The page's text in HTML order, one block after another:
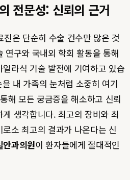
전문성: 신뢰의 근거
은 단순히 수술 건수만 많은 것
연구와 국내외 학회 활동을 통해
라식 기술 발전에 기여하고 있습
내 가족의 눈처럼 소중히 여기
해 모든 궁금증을 해소하고 신뢰
생각합니다. 최고의 장비와 최
소 최고의 결과가 나온다는 신
안과의원이 환자들에게 절대적인